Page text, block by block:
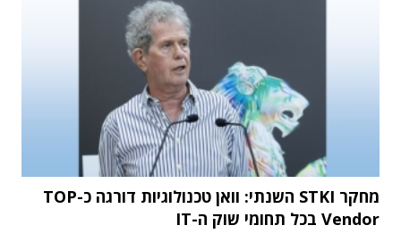
מחקר STKI השנתי: וואן טכנולוגיות דורגה כ-TOP
Vendor בכל תחומי שוק ה-IT